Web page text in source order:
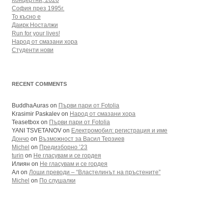
София през 1995г.
То късно е
Даирк Носталжи
Run for your lives!
Народ от смазани хора
Студенти нови
RECENT COMMENTS
BuddhaAuras on Първи пари от Fotolia
Krasimir Paskalev on Народ от смазани хора
Teasetbox on Първи пари от Fotolia
YANI TSVETANOV on Електромобил: регистрация и име
Дончо on Възможност за Васил Терзиев
Michel on Предизборно ’23
turin on Не гласувам и се гордея
Илиян on Не гласувам и се гордея
Ал on Лоши преводи – “Властелинът на пръстените”
Michel on По слушалки